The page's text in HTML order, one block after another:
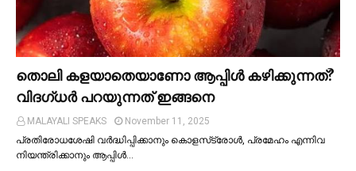
തൊലി കളയാതെയാണോ ആപ്പിള്‍ കഴിക്കുന്നത്?
വിദഗ്ധര്‍ പറയുന്നത് ഇങ്ങനെ
MALAYALI SPEAKS
November 11, 2025
പ്രതിരോധശേഷി വർദ്ധിപ്പിക്കാനും കൊളസ്‌ട്രോള്‍, പ്രമേഹം എന്നിവ
നിയന്ത്രിക്കാനും ആപ്പിള്‍…